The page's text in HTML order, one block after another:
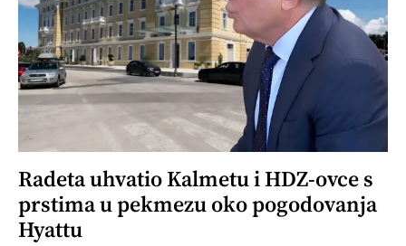
Radeta uhvatio Kalmetu i HDZ-ovce s
prstima u pekmezu oko pogodovanja
Hyattu